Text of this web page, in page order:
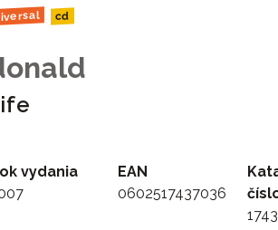
cd
vydania
EAN
0602517437036